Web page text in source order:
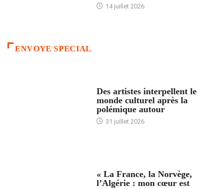
14 juillet 2026
ENVOYE SPECIAL
Des artistes interpellent le
monde culturel après la
polémique autour
31 juillet 2026
« La France, la Norvège,
l’Algérie : mon cœur est